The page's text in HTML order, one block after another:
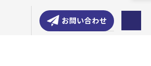
お問い合わせ